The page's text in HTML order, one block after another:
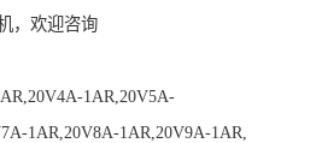
，欢迎咨询
1AR,20V5A-
1AR,20V8A-1AR,20V9A-1AR,